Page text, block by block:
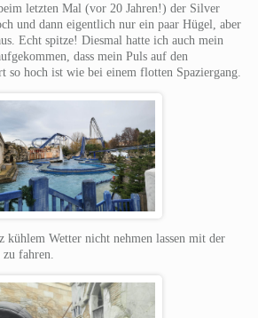
letzten Mal (vor 20 Jahren!) der Silver
und dann eigentlich nur ein paar Hügel, aber
Echt spitze! Diesmal hatte ich auch mein
dass mein Puls auf den
so hoch ist wie bei einem flotten Spaziergang.
kühlem Wetter nicht nehmen lassen mit der
fahren.